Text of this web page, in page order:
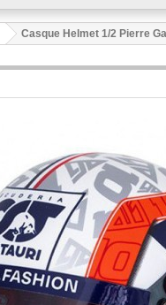
Casque Helmet 1/2 Pierre